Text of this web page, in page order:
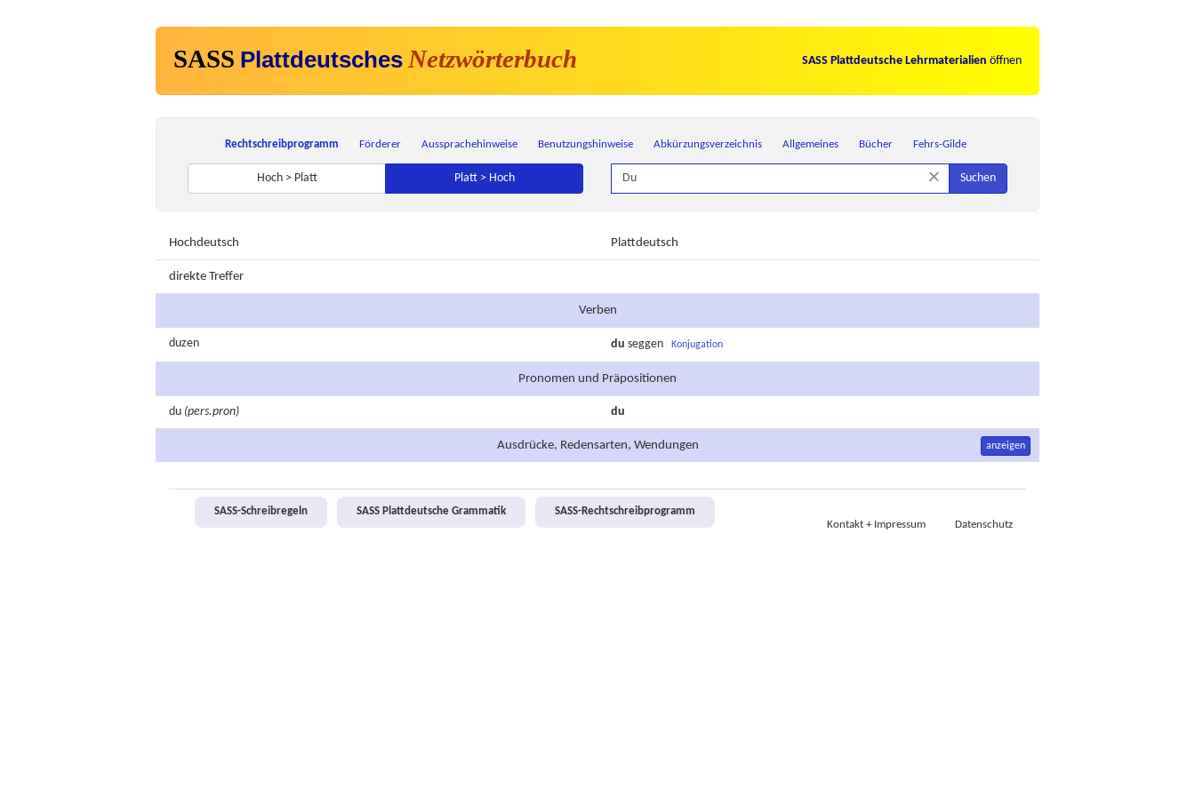
SASS Plattdeutsches Netzwörterbuch SASS Plattdeutsche Lehrmaterialien öffnen
Rechtschreibprogramm Förderer Aussprachehinweise Benutzungshinweise Abkürzungsverzeichnis Allgemeines Bücher Fehrs-Gilde
Hoch > Platt Platt > Hoch × Suchen
Hochdeutsch Plattdeutsch
direkte Treffer
Verben
duzen du seggen Konjugation
Pronomen und Präpositionen
du (pers.pron) du
Ausdrücke, Redensarten, Wendungen anzeigen
SASS-Schreibregeln SASS Plattdeutsche Grammatik
SASS-Rechtschreibprogramm
Kontakt + Impressum
Datenschutz